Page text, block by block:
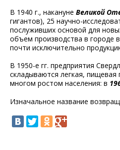
В 1940 г., накануне Великой
гигантов), 25 научно-
послуживших основой для
объем производства в городе
почти исключительно
В 1950-е гг. предприятия
складываются легкая,
многом ростом населения: в
Изначальное название